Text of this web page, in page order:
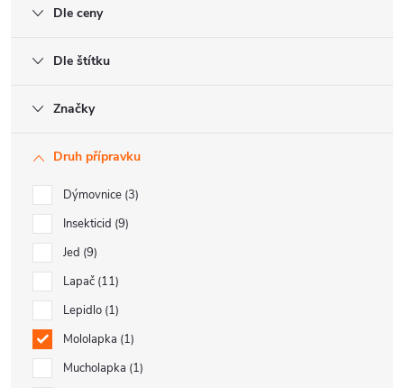
Dle ceny
Dle štítku
Značky
Druh přípravku
Dýmovnice 3
Insekticid 9
Jed 9
Lapač 11
Lepidlo 1
Mololapka 1
Mucholapka 1